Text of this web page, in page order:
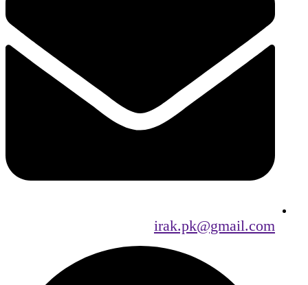
irak.pk@gmail.com